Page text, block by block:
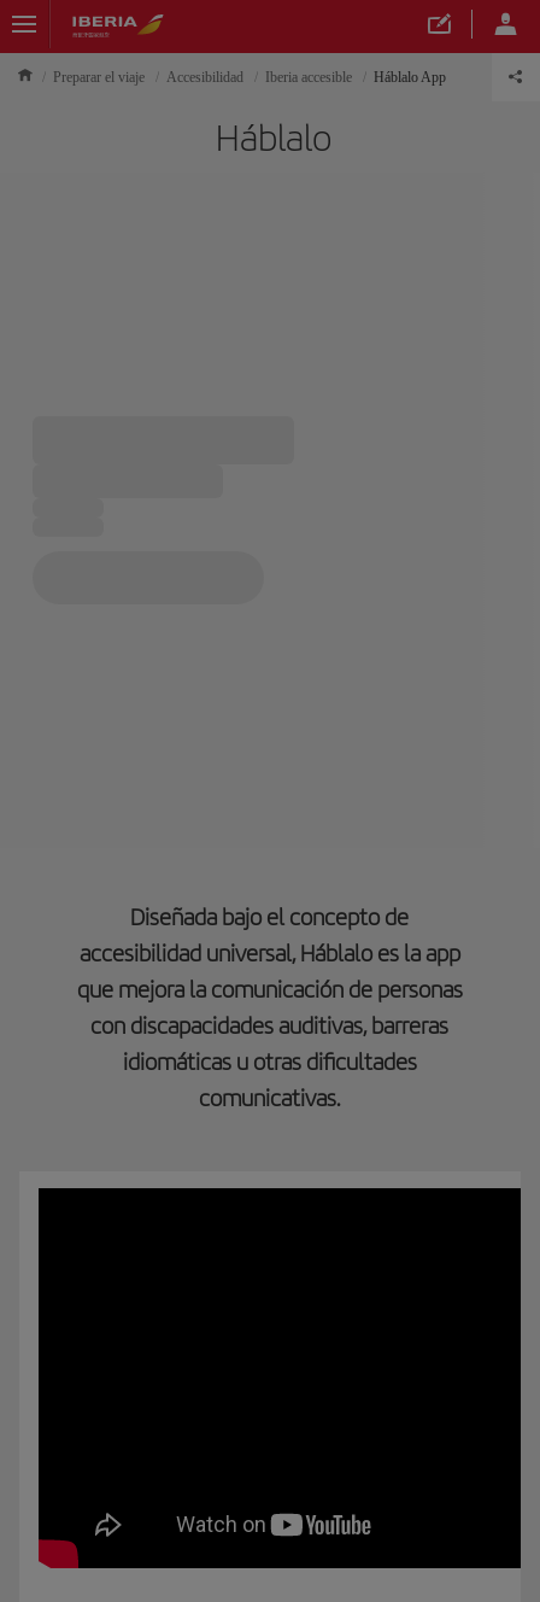
Preparar el viaje Accesibilidad Iberia accesible Háblalo App
Háblalo
Diseñada bajo el concepto de
accesibilidad universal, Háblalo es la app
que mejora la comunicación de personas
con discapacidades auditivas, barreras
idiomáticas u otras dificultades
comunicativas.